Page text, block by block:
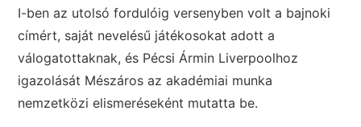
I-ben az utolsó fordulóig versenyben volt a bajnoki
címért, saját nevelésű játékosokat adott a
válogatottaknak, és Pécsi Ármin Liverpoolhoz
igazolását Mészáros az akadémiai munka
nemzetközi elismeréseként mutatta be.